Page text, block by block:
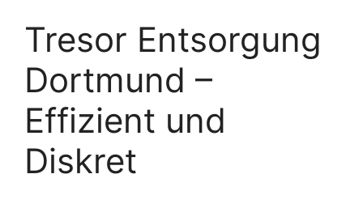
Tresor Entsorgung
Dortmund –
Effizient und
Diskret